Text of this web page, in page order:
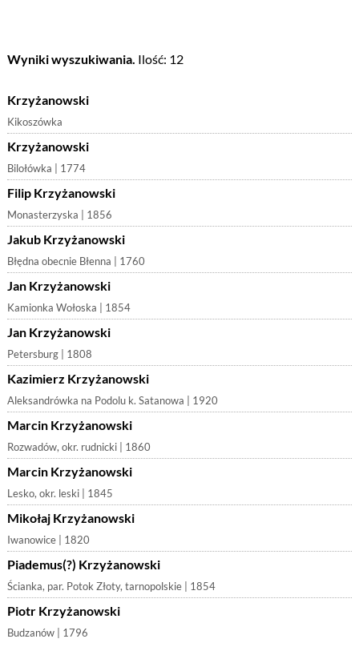
Wyniki wyszukiwania. Ilość: 12
Krzyżanowski
Kikoszówka
Krzyżanowski
Bilołówka | 1774
Filip Krzyżanowski
Monasterzyska | 1856
Jakub Krzyżanowski
Błędna obecnie Błenna | 1760
Jan Krzyżanowski
Kamionka Wołoska | 1854
Jan Krzyżanowski
Petersburg | 1808
Kazimierz Krzyżanowski
Aleksandrówka na Podolu k. Satanowa | 1920
Marcin Krzyżanowski
Rozwadów, okr. rudnicki | 1860
Marcin Krzyżanowski
Lesko, okr. leski | 1845
Mikołaj Krzyżanowski
Iwanowice | 1820
Piademus(?) Krzyżanowski
Ścianka, par. Potok Złoty, tarnopolskie | 1854
Piotr Krzyżanowski
Budzanów | 1796